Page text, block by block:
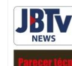
05/08/2026 | 07:00
Salão Nobre Rui
protocolar do